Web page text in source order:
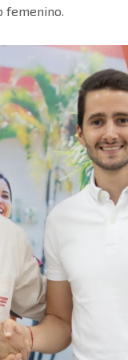
femenino.